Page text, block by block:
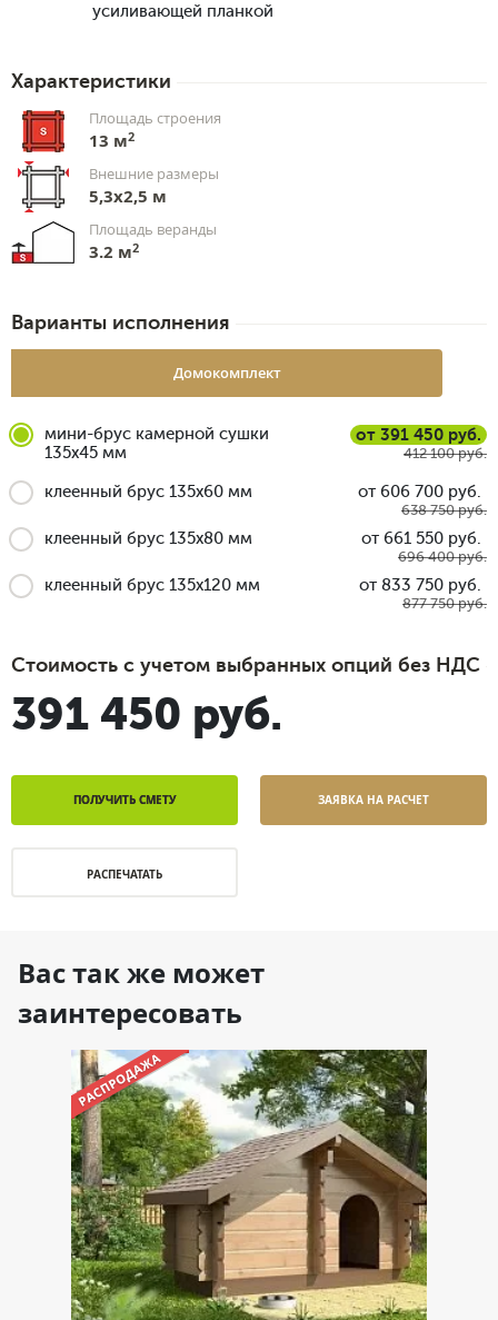
усиливающей планкой
Характеристики
Площадь строения
13 м2
Внешние размеры
5,3х2,5 м
Площадь веранды
3.2 м2
Варианты исполнения
Домокомплект
мини-брус камерной сушки
135x45 мм
от 391 450 руб.
412 100 руб.
клеенный брус 135x60 мм от 606 700 руб.
638 750 руб.
клеенный брус 135x80 мм от 661 550 руб.
696 400 руб.
клеенный брус 135x120 мм от 833 750 руб.
877 750 руб.
Стоимость с учетом выбранных опций без НДС
391 450 руб.
ПОЛУЧИТЬ СМЕТУ ЗАЯВКА НА РАСЧЕТ
РАСПЕЧАТАТЬ
Вас так же может
заинтересовать